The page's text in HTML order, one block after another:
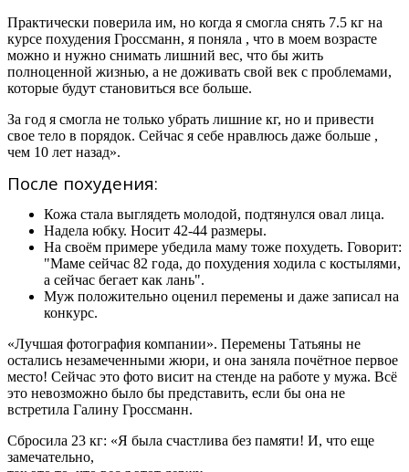
Практически поверила им, но когда я смогла снять 7.5 кг на
курсе похудения Гроссманн, я поняла , что в моем возрасте
можно и нужно снимать лишний вес, что бы жить
полноценной жизнью, а не доживать свой век с проблемами,
которые будут становиться все больше.
За год я смогла не только убрать лишние кг, но и привести
свое тело в порядок. Сейчас я себе нравлюсь даже больше ,
чем 10 лет назад».
После похудения:
Кожа стала выглядеть молодой, подтянулся овал лица.
Надела юбку. Носит 42-44 размеры.
На своём примере убедила маму тоже похудеть. Говорит:
"Маме сейчас 82 года, до похудения ходила с костылями,
а сейчас бегает как лань".
Муж положительно оценил перемены и даже записал на
конкурс.
«Лучшая фотография компании». Перемены Татьяны не
остались незамеченными жюри, и она заняла почётное первое
место! Сейчас это фото висит на стенде на работе у мужа. Всё
это невозможно было бы представить, если бы она не
встретила Галину Гроссманн.
Сбросила 23 кг: «Я была счастлива без памяти! И, что еще
замечательно,